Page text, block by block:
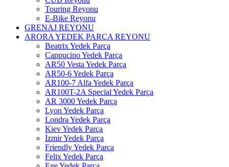
Touring Reyonu
E-Bike Reyonu
GRENAJ REYONU
ARORA YEDEK PARÇA REYONU
Beatrix Yedek Parça
Cappucino Yedek Parça
AR50 Vesta Yedek Parça
AR50-6 Yedek Parça
AR100-7 Alfa Yedek Parça
AR100T-2A Special Yedek Parça
AR 3000 Yedek Parça
Lyon Yedek Parça
Londra Yedek Parça
Kiev Yedek Parça
İzmir Yedek Parça
Friendly Yedek Parça
Felix Yedek Parça